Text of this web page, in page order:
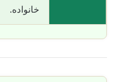
خانواده.